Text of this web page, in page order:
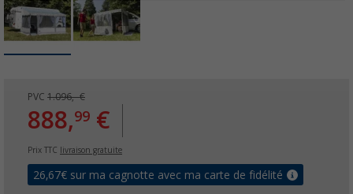
PVC 1.096,- €
888,99 €
Prix TTC livraison gratuite
26,67€ sur ma cagnotte avec ma carte de fidélité